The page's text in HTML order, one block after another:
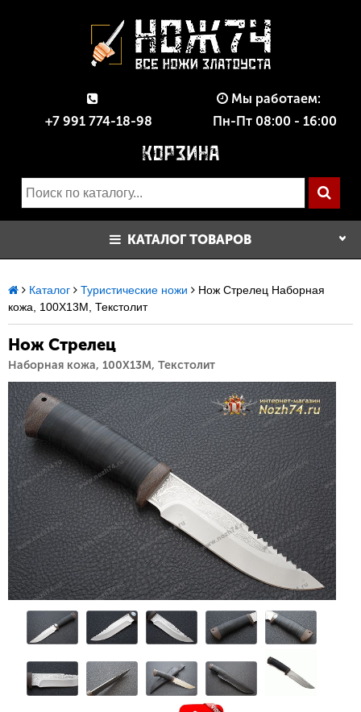
+7 991 774-18-98
Мы работаем:
Пн-Пт 08:00 - 16:00
КАТАЛОГ ТОВАРОВ
Каталог Туристические ножи
Нож Стрелец Наборная
кожа, 100Х13М, Текстолит
Нож Стрелец
Наборная кожа, 100Х13М, Текстолит